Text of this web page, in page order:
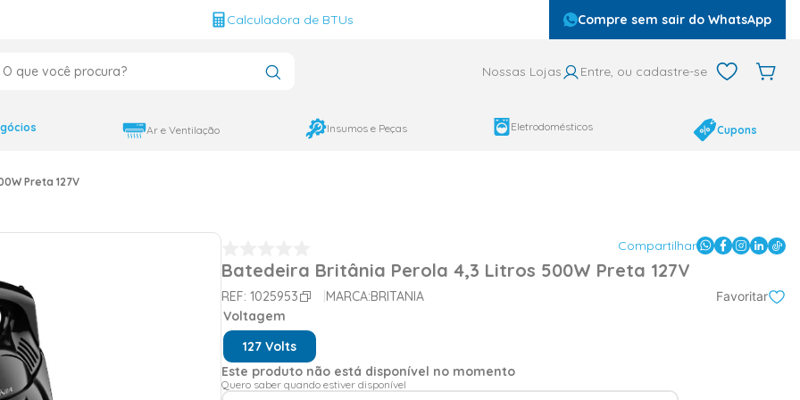
Calculadora de BTUs Compre sem sair do WhatsApp
Nossas Lojas Entre, ou cadastre-se
Ar e Ventilação Insumos e Peças Eletrodomésticos Cupons
Preta 127V
Compartilhar
Batedeira Britânia Perola 4,3 Litros 500W Preta 127V
REF: 1025953 MARCA:BRITANIA Favoritar
Voltagem
127 Volts
Este produto não está disponível no momento
Quero saber quando estiver disponível